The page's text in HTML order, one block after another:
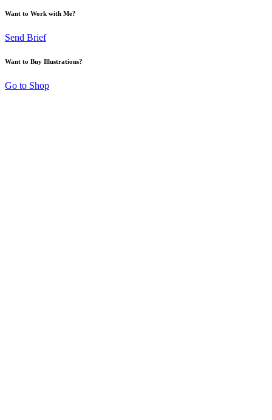
Want to Work with Me?
Send Brief
Want to Buy Illustrations?
Go to Shop